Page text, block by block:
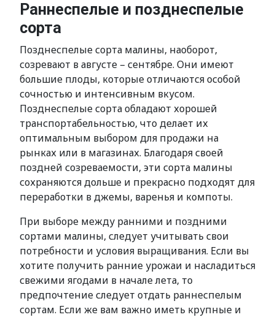
Раннеспелые и позднеспелые
сорта
Позднеспелые сорта малины, наоборот,
созревают в августе – сентябре. Они имеют
большие плоды, которые отличаются особой
сочностью и интенсивным вкусом.
Позднеспелые сорта обладают хорошей
транспортабельностью, что делает их
оптимальным выбором для продажи на
рынках или в магазинах. Благодаря своей
поздней созреваемости, эти сорта малины
сохраняются дольше и прекрасно подходят для
переработки в джемы, варенья и компоты.
При выборе между ранними и поздними
сортами малины, следует учитывать свои
потребности и условия выращивания. Если вы
хотите получить ранние урожаи и насладиться
свежими ягодами в начале лета, то
предпочтение следует отдать раннеспелым
сортам. Если же вам важно иметь крупные и